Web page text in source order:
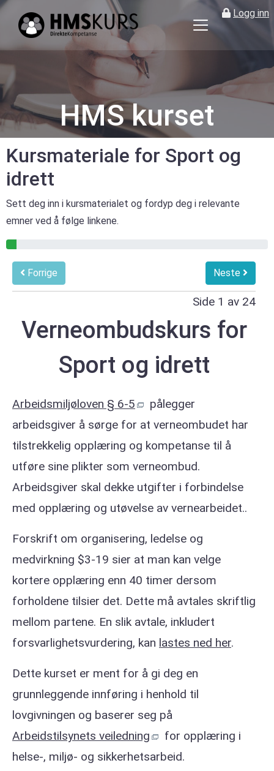
Logg inn
på
nett
for
ledere
og
verneombud
HMS kurset
Kursmateriale for Sport og
idrett
Sett deg inn i kursmaterialet og fordyp deg i relevante
emner ved å følge linkene.
4% gjennomført
Forrige Neste
Side 1 av 24
Verneombudskurs for
Sport og idrett
Arbeidsmiljøloven § 6-5
pålegger
arbeidsgiver å sørge for at verneombudet har
tilstrekkelig opplæring og kompetanse til å
utføre sine plikter som verneombud.
Arbeidsgiver skal dekke utgifter i forbindelse
med opplæring og utøvelse av vernearbeidet..
Forskrift om organisering, ledelse og
medvirkning $3-19 sier at man kan velge
kortere opplæring enn 40 timer dersom
forholdene tilsier det. Dette må avtales skriftlig
mellom partene. En slik avtale, inkludert
forsvarlighetsvurdering, kan lastes ned her.
Dette kurset er ment for å gi deg en
grunnleggende innføring i henhold til
lovgivningen og baserer seg på
Arbeidstilsynets veiledning
for opplæring i
helse-, miljø- og sikkerhetsarbeid.